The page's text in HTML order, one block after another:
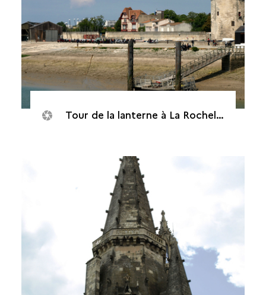
Tour de la lanterne à La Rochelle